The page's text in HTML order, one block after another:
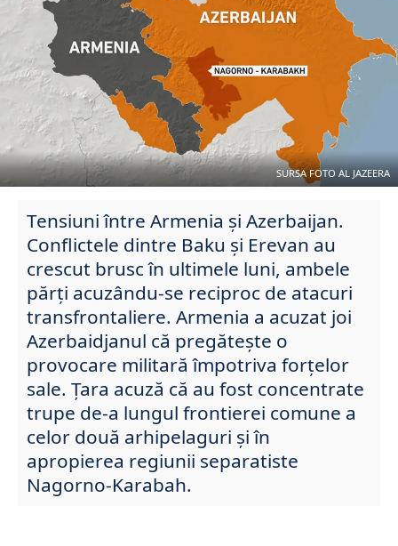
SURSA FOTO AL JAZEERA
Tensiuni între Armenia și Azerbaijan.
Conflictele dintre Baku și Erevan au
crescut brusc în ultimele luni, ambele
părți acuzându-se reciproc de atacuri
transfrontaliere. Armenia a acuzat joi
Azerbaidjanul că pregătește o
provocare militară împotriva forțelor
sale. Țara acuză că au fost concentrate
trupe de-a lungul frontierei comune a
celor două arhipelaguri și în
apropierea regiunii separatiste
Nagorno-Karabah.